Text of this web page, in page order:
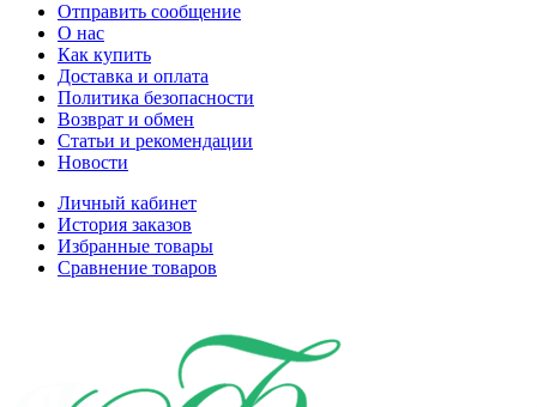
Отправить сообщение
О нас
Как купить
Доставка и оплата
Политика безопасности
Возврат и обмен
Статьи и рекомендации
Новости
Личный кабинет
История заказов
Избранные товары
Сравнение товаров